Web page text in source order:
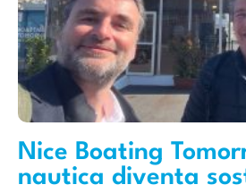
Nice Boating
nautica diventa